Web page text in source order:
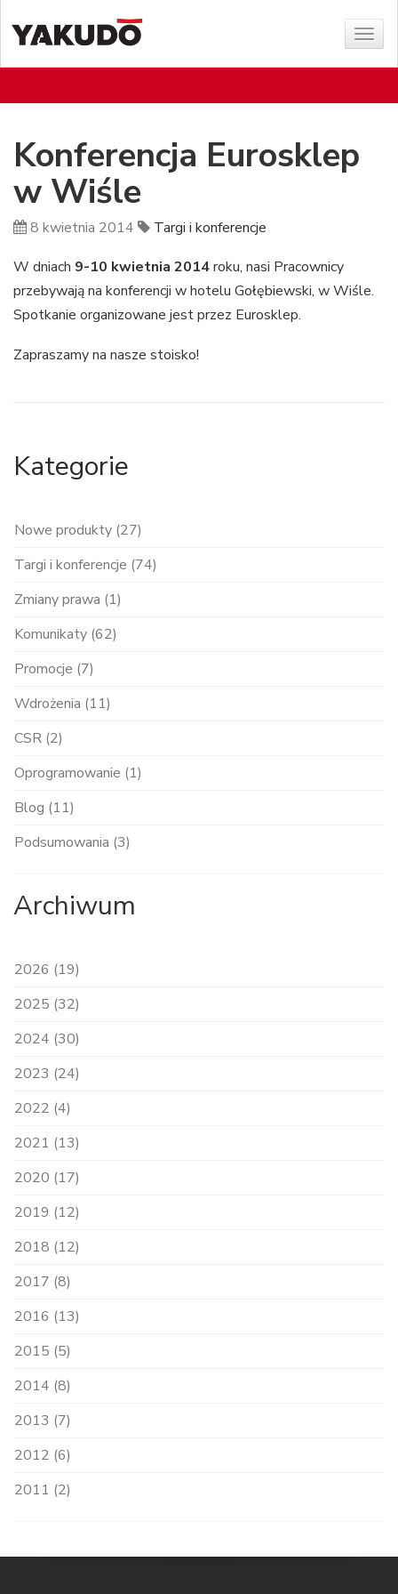
menu
Konferencja Eurosklep
w Wiśle
8 kwietnia 2014
Targi i konferencje
W dniach 9-10 kwietnia 2014roku, nasi Pracownicy
przebywają na konferencji w hotelu Gołębiewski, w Wiśle.
Spotkanie organizowane jest przez Eurosklep.
Zapraszamy na nasze stoisko!
Kategorie
Nowe produkty (27)
Targi i konferencje (74)
Zmiany prawa (1)
Komunikaty (62)
Promocje (7)
Wdrożenia (11)
CSR (2)
Oprogramowanie (1)
Blog (11)
Podsumowania (3)
Archiwum
2026 (19)
2025 (32)
2024 (30)
2023 (24)
2022 (4)
2021 (13)
2020 (17)
2019 (12)
2018 (12)
2017 (8)
2016 (13)
2015 (5)
2014 (8)
2013 (7)
2012 (6)
2011 (2)